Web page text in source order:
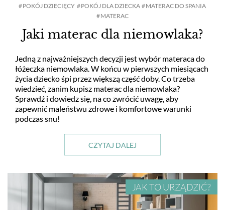
Jaki materac dla niemowlaka?
Jedną z najważniejszych decyzji jest wybór materaca do
łóżeczka niemowlaka. W końcu w pierwszych miesiącach
życia dziecko śpi przez większą część doby. Co trzeba
wiedzieć, zanim kupisz materac dla niemowlaka?
Sprawdź i dowiedz się, na co zwrócić uwagę, aby
zapewnić maleństwu zdrowe i komfortowe warunki
podczas snu!
CZYTAJ DALEJ
POKÓJ DZIECIĘCY POKÓJ DLA DZIECKA
MATERAC DO SPANIA
MATERAC
JAK TO URZĄDZIĆ?